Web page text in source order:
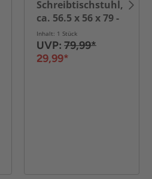
Schreibtischstuhl,
ca. 56.5 x 56 x 79 -
89 cm - versch.
Farben\n
Inhalt: 1 Stück
UVP: 79,99*
29,99*